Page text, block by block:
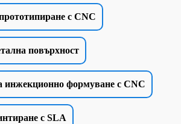
с CNC
повърхност
инжекционно формуване с CNC
с SLA